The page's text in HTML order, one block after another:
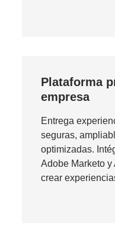
Plataforma
empresa
Entrega
seguras,
optimizadas.
Adobe Marketo y
crear